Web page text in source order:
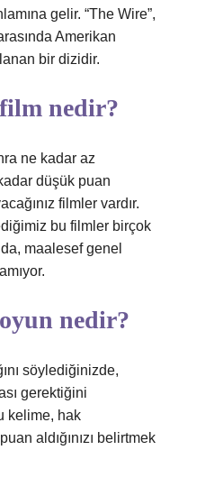
gelir. “The Wire”,
Amerikan
bir dizidir.
nedir?
ne kadar az
düşük puan
filmler vardır.
bu filmler birçok
maalesef genel
nedir?
söylediğinizde,
gerektiğini
kelime, hak
aldığınızı belirtmek